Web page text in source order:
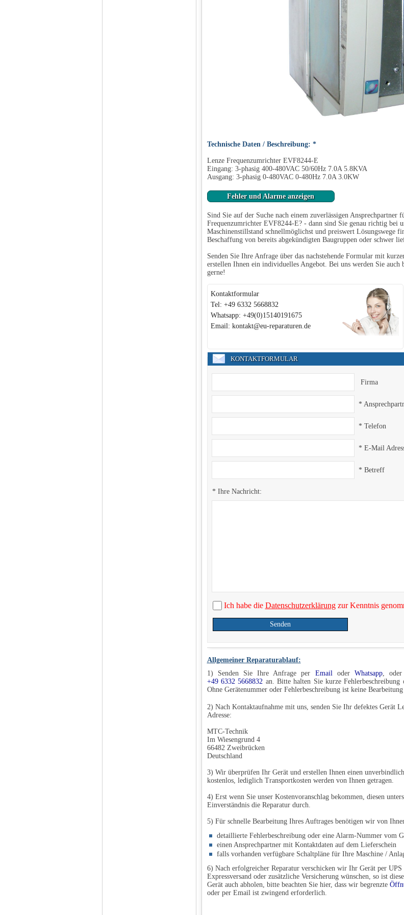
Technische Daten / Beschreibung: *
Lenze Frequenzumrichter EVF8244-E
Eingang: 3-phasig 400-480VAC 50/60Hz 7.0A 5.8KVA
Ausgang: 3-phasig 0-480VAC 0-480Hz 7.0A 3.0KW
Fehler und Alarme anzeigen
Sind Sie auf der Suche nach einem zuverlässigen Ansprechpartner
Frequenzumrichter EVF8244-E? - dann sind Sie genau richtig bei
Maschinenstillstand schnellmöglichst und preiswert Lösungswege
Beschaffung von bereits abgekündigten Baugruppen oder schwer
Senden Sie Ihre Anfrage über das nachstehende Formular mit
erstellen Ihnen ein individuelles Angebot. Bei uns werden Sie
gerne!
Kontaktformular
Tel: +49 6332 5668832
Whatsapp: +49(0)15140191675
Email: kontakt@eu-reparaturen.de
KONTAKTFORMULAR
Firma
*
* Telefon
* E-Mail
* Betreff
* Ihre Nachricht:
Ich habe die Datenschutzerklärungzur Kenntnis
Senden
Allgemeiner Reparaturablauf:
1) Senden Sie Ihre Anfrage per Emailoder Whatsapp, oder
+49 6332 5668832 an. Bitte halten Sie kurze
Ohne Gerätenummer oder Fehlerbeschreibung ist keine
2) Nach Kontaktaufnahme mit uns, senden Sie Ihr defektes Gerät
Adresse:
MTC-Technik
Im Wiesengrund 4
66482 Zweibrücken
Deutschland
3) Wir überprüfen Ihr Gerät und erstellen Ihnen einen
kostenlos, lediglich Transportkosten werden von Ihnen getragen.
4) Erst wenn Sie unser Kostenvoranschlag bekommen, diesen
Einverständnis die Reparatur durch.
5) Für schnelle Bearbeitung Ihres Auftrages benötigen wir von
detaillierte Fehlerbeschreibung oder eine Alarm-Nummer vom
einen Ansprechpartner mit Kontaktdaten auf dem Lieferschein
falls vorhanden verfügbare Schaltpläne für Ihre Maschine /
6) Nach erfolgreicher Reparatur verschicken wir Ihr Gerät per
Expressversand oder zusätzliche Versicherung wünschen, so ist
Gerät auch abholen, bitte beachten Sie hier, dass wir begrenzte
oder per Email ist zwingend erforderlich.